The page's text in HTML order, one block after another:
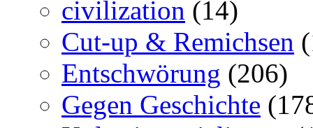
civilization (14)
Cut-up & Remichsen
Entschwörung (206)
Gegen Geschichte